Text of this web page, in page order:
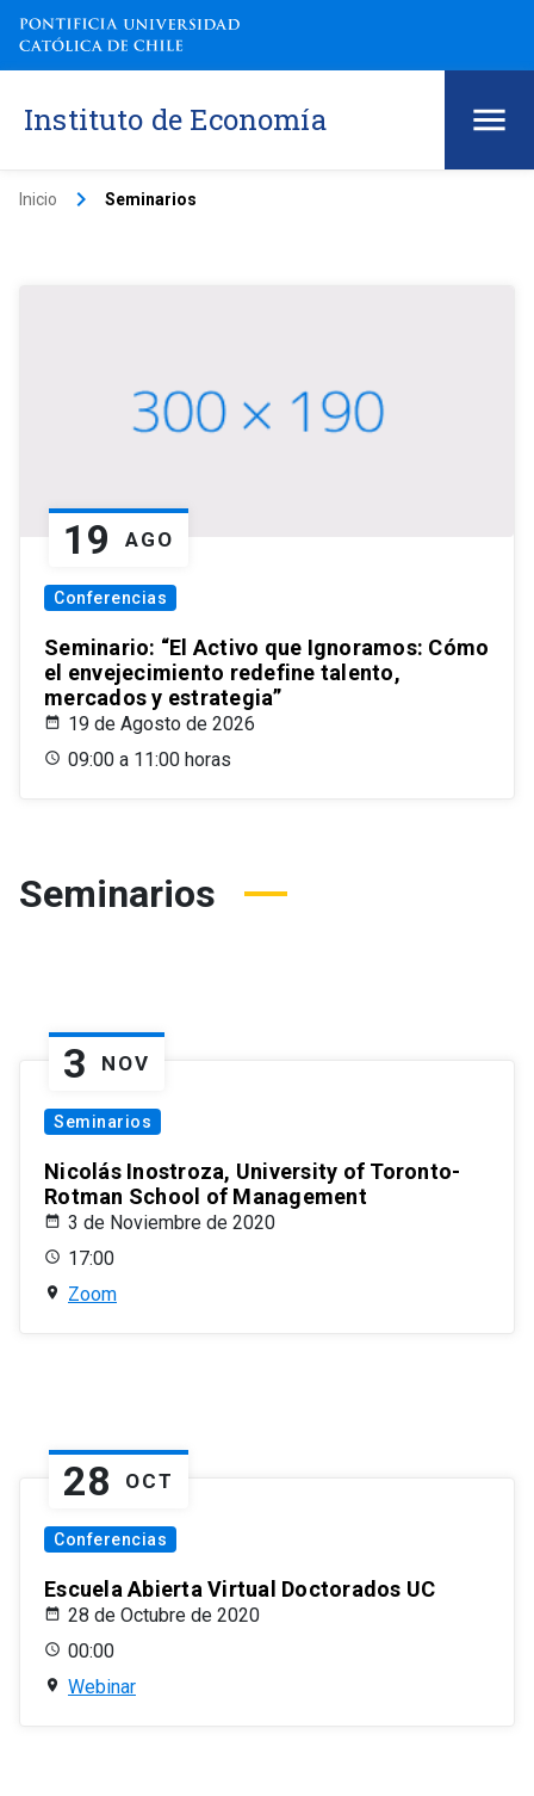
Instituto de Economía
Inicio keyboard_arrow_right Seminarios
19 AGO
Conferencias
Seminario: “El Activo que Ignoramos: Cómo
el envejecimiento redefine talento,
mercados y estrategia”
19 de Agosto de 2026
09:00 a 11:00 horas
Seminarios
3 NOV
Seminarios
Nicolás Inostroza, University of Toronto-
Rotman School of Management
3 de Noviembre de 2020
17:00
Zoom
28 OCT
Conferencias
Escuela Abierta Virtual Doctorados UC
28 de Octubre de 2020
00:00
Webinar